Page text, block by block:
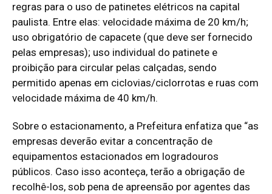
regras para o uso de patinetes elétricos na capital
paulista. Entre elas: velocidade máxima de 20 km/h;
uso obrigatório de capacete (que deve ser fornecido
pelas empresas); uso individual do patinete e
proibição para circular pelas calçadas, sendo
permitido apenas em ciclovias/ciclorrotas e ruas com
velocidade máxima de 40 km/h.
Sobre o estacionamento, a Prefeitura enfatiza que “as
empresas deverão evitar a concentração de
equipamentos estacionados em logradouros
públicos. Caso isso aconteça, terão a obrigação de
recolhê-los, sob pena de apreensão por agentes das